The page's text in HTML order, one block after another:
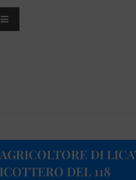
DI
DEL 118